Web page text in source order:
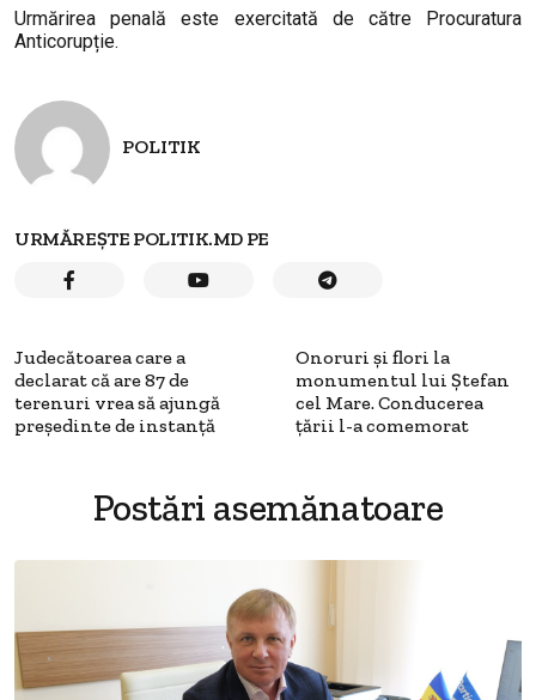
Urmărirea penală este exercitată de către Procuratura
Anticorupție.
POLITIK
URMĂREȘTE POLITIK.MD PE
Judecătoarea care a
declarat că are 87 de
terenuri vrea să ajungă
președinte de instanță
Onoruri și flori la
monumentul lui Ștefan
cel Mare. Conducerea
țării l-a comemorat
Postări asemănatoare